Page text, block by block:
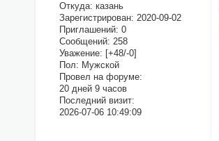
Откуда: казань
Зарегистрирован: 2020-09-02
Приглашений: 0
Сообщений: 258
Уважение: [+48/-0]
Пол: Мужской
Провел на форуме:
20 дней 9 часов
Последний визит:
2026-07-06 10:49:09